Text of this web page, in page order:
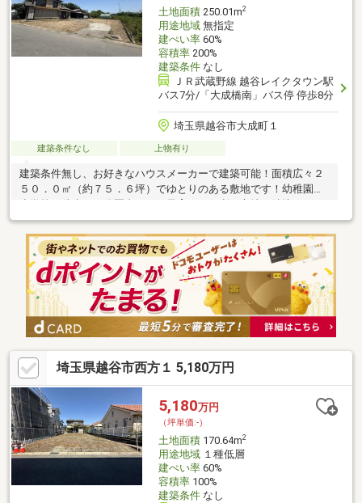
土地面積250.01m2
用途地域無指定
建ぺい率60%
容積率200%
建築条件なし
ＪＲ武蔵野線 越谷レイクタウン駅
バス7分/「大成橋南」バス停 停歩8分
埼玉県越谷市大成町１
建築条件なし 上物有り
建築条件無し、お好きなハウスメーカーで建築可能！面積広々２
５０．０㎡（約７５．６坪）でゆとりのある敷地です！幼稚園・
区画（２３０．１㎡）も販売中です。ぜひお気軽にお問い合わせ
ください♪
埼玉県越谷市西方１ 5,180万円
5,180万円
（坪単価:-）
土地面積170.64m2
用途地域１種低層
建ぺい率60%
容積率100%
建築条件なし